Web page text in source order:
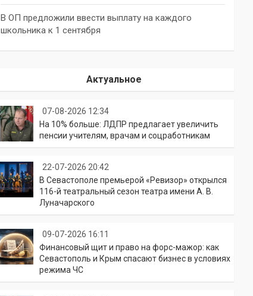
В ОП предложили ввести выплату на каждого
школьника к 1 сентября
Актуальное
07-08-2026 12:34
На 10% больше: ЛДПР предлагает увеличить
пенсии учителям, врачам и соцработникам
22-07-2026 20:42
В Севастополе премьерой «Ревизор» открылся
116-й театральный сезон театра имени А. В.
Луначарского
09-07-2026 16:11
Финансовый щит и право на форс-мажор: как
Севастополь и Крым спасают бизнес в условиях
режима ЧС